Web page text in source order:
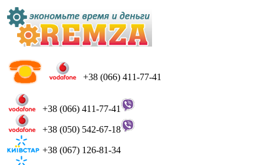
+38 (066) 411-77-41
+38 (066) 411-77-41
+38 (050) 542-67-18
+38 (067) 126-81-34